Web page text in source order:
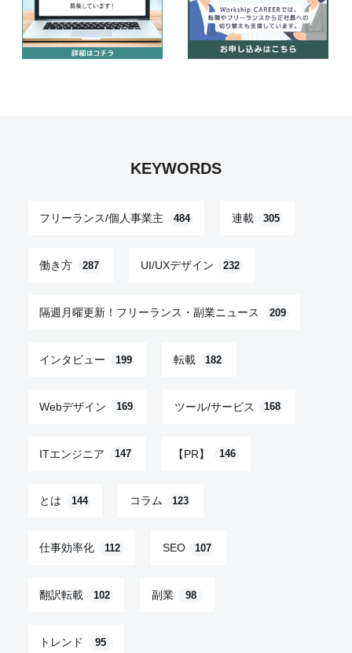
KEYWORDS
フリーランス/個人事業主 484 連載 305
働き方 287 UI/UXデザイン 232
隔週月曜更新！フリーランス・副業ニュース 209
インタビュー 199 転載 182
Webデザイン 169 ツール/サービス 168
ITエンジニア 147 【PR】 146
とは 144 コラム 123
仕事効率化 112 SEO 107
翻訳転載 102 副業 98
トレンド 95